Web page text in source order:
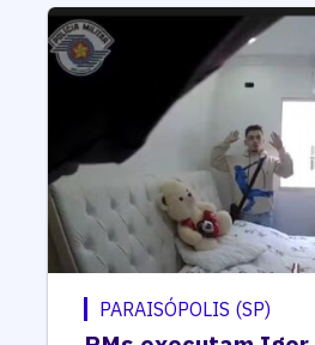
PARAISÓPOLIS (SP)